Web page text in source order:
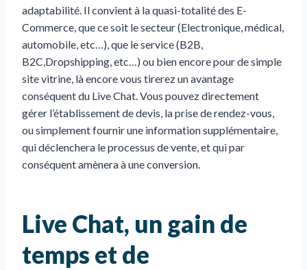
adaptabilité. Il convient à la quasi-totalité des E-
Commerce, que ce soit le secteur (Electronique, médical,
automobile, etc…), que le service (B2B,
B2C,Dropshipping, etc…) ou bien encore pour de simple
site vitrine, là encore vous tirerez un avantage
conséquent du Live Chat. Vous pouvez directement
gérer l’établissement de devis, la prise de rendez-vous,
ou simplement fournir une information supplémentaire,
qui déclenchera le processus de vente, et qui par
conséquent amènera à une conversion.
Live Chat, un gain de
temps et de